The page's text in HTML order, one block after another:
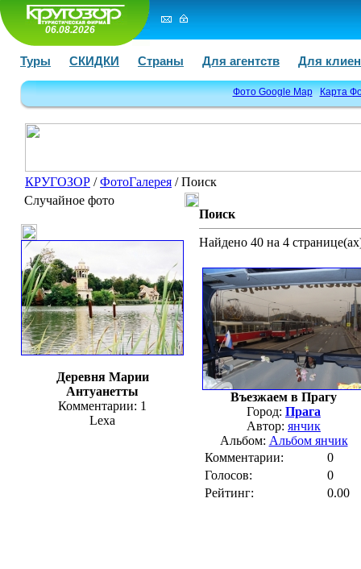
06.08.2026
Туры СКИДКИ Страны Для агентств Для
Фото Google Map Карта
КРУГОЗОР /ФотоГалерея / Поиск
Случайное фото
Деревня Марии
Антуанетты
Комментарии: 1
Lexa
Поиск
Найдено 40 на 4
Въезжаем в Прагу
Город: Прага
Автор: янчик
Альбом: Альбом янчик
Комментарии:
0
Голосов:
0
Рейтинг:
0.00